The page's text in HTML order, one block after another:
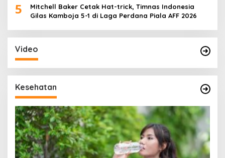
5
Mitchell Baker Cetak Hat-trick, Timnas Indonesia
Gilas Kamboja 5-1 di Laga Perdana Piala AFF 2026
Video
Kesehatan